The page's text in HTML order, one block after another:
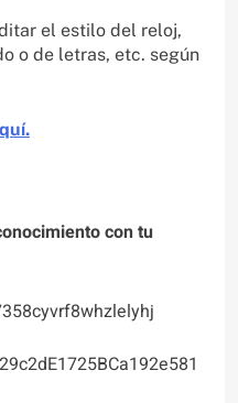
el estilo del reloj,
o de letras, etc. según
con tu